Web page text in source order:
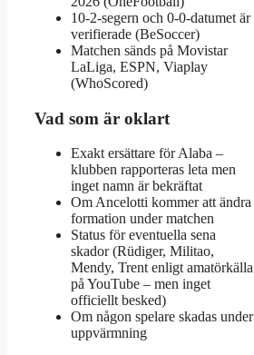
10-2-segern och 0-0-datumet är
verifierade (BeSoccer)
Matchen sänds på Movistar
LaLiga, ESPN, Viaplay
(WhoScored)
Vad som är oklart
Exakt ersättare för Alaba –
klubben rapporteras leta men
inget namn är bekräftat
Om Ancelotti kommer att ändra
formation under matchen
Status för eventuella sena
skador (Rüdiger, Militao,
Mendy, Trent enligt amatörkälla
på YouTube – men inget
officiellt besked)
Om någon spelare skadas under
uppvärmning